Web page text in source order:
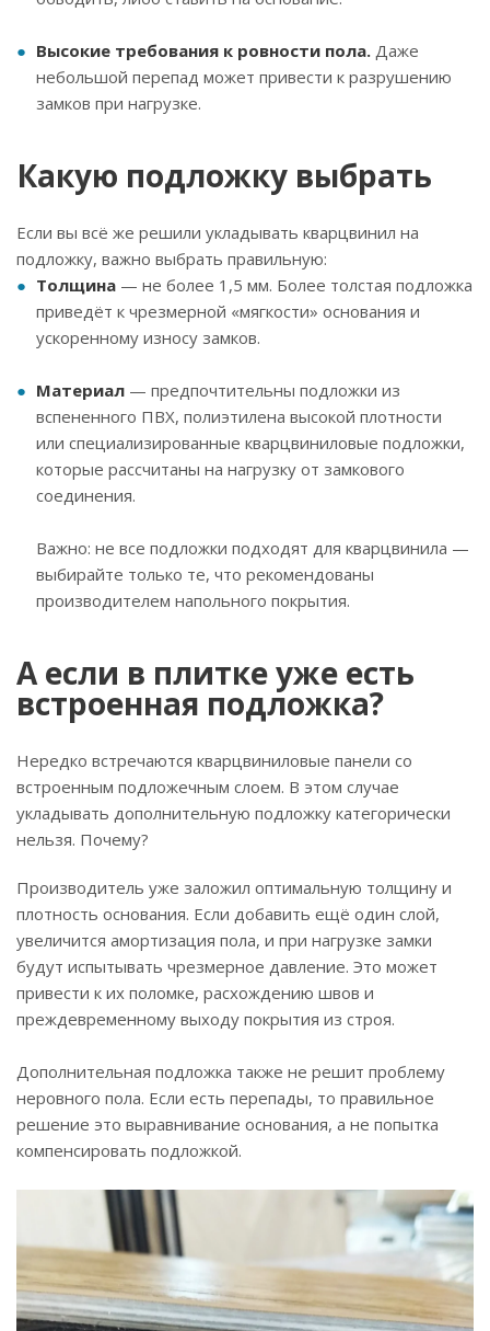
Высокие требования к ровности пола. Даже
небольшой перепад может привести к разрушению
замков при нагрузке.
Какую подложку выбрать
Если вы всё же решили укладывать кварцвинил на
подложку, важно выбрать правильную:
Толщина — не более 1,5 мм. Более толстая подложка
приведёт к чрезмерной «мягкости» основания и
ускоренному износу замков.
Материал — предпочтительны подложки из
вспененного ПВХ, полиэтилена высокой плотности
или специализированные кварцвиниловые подложки,
которые рассчитаны на нагрузку от замкового
соединения.
Важно: не все подложки подходят для кварцвинила —
выбирайте только те, что рекомендованы
производителем напольного покрытия.
А если в плитке уже есть
встроенная подложка?
Нередко встречаются кварцвиниловые панели со
встроенным подложечным слоем. В этом случае
укладывать дополнительную подложку категорически
нельзя. Почему?
Производитель уже заложил оптимальную толщину и
плотность основания. Если добавить ещё один слой,
увеличится амортизация пола, и при нагрузке замки
будут испытывать чрезмерное давление. Это может
привести к их поломке, расхождению швов и
преждевременному выходу покрытия из строя.
Дополнительная подложка также не решит проблему
неровного пола. Если есть перепады, то правильное
решение это выравнивание основания, а не попытка
компенсировать подложкой.